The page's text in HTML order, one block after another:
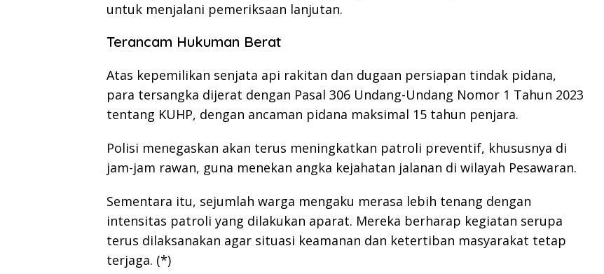
untuk menjalani pemeriksaan lanjutan.
Terancam Hukuman Berat
Atas kepemilikan senjata api rakitan dan dugaan persiapan tindak pidana,
para tersangka dijerat dengan Pasal 306 Undang-Undang Nomor 1 Tahun 2023
tentang KUHP, dengan ancaman pidana maksimal 15 tahun penjara.
Polisi menegaskan akan terus meningkatkan patroli preventif, khususnya di
jam-jam rawan, guna menekan angka kejahatan jalanan di wilayah Pesawaran.
Sementara itu, sejumlah warga mengaku merasa lebih tenang dengan
intensitas patroli yang dilakukan aparat. Mereka berharap kegiatan serupa
terus dilaksanakan agar situasi keamanan dan ketertiban masyarakat tetap
terjaga. (*)